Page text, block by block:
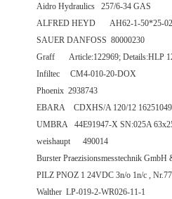
Aidro Hydraulics 257/6-34 GAS
ALFRED HEYD AH62-1-50*25-02
SAUER DANFOSS 80000230
Graff Article:122969; Details:HLP
Infiltec CM4-010-20-DOX
Phoenix 2938743
EBARA CDXHS/A 120/12
UMBRA 44E91947-X SN:025A
weishaupt 490014
Burster Praezisionsmesstechnik
PILZ PNOZ 1 24VDC 3n/o 1n/c ,
Walther LP-019-2-WR026-11-1